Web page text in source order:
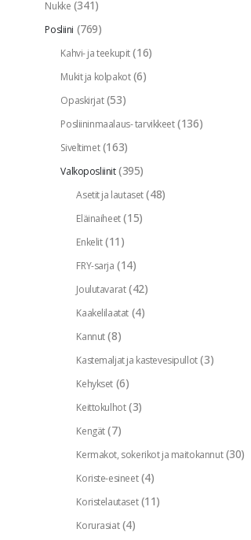
Nukke (341)
Posliini (769)
Kahvi- ja teekupit (16)
Mukit ja kolpakot (6)
Opaskirjat (53)
Posliininmaalaus- tarvikkeet (136)
Siveltimet (163)
Valkoposliinit (395)
Asetit ja lautaset (48)
Eläinaiheet (15)
Enkelit (11)
FRY-sarja (14)
Joulutavarat (42)
Kaakelilaatat (4)
Kannut (8)
Kastemaljat ja kastevesipullot (3)
Kehykset (6)
Keittokulhot (3)
Kengät (7)
Kermakot, sokerikot ja maitokannut (30)
Koriste-esineet (4)
Koristelautaset (11)
Korurasiat (4)